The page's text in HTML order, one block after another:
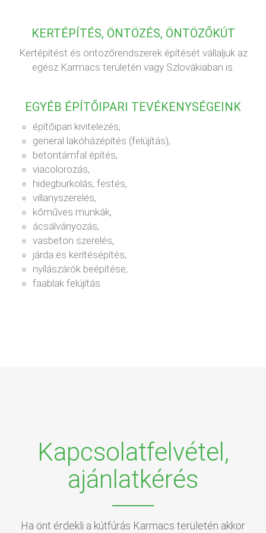
KERTÉPÍTÉS, ÖNTÖZÉS, ÖNTÖZŐKÚT
Kertépítést és öntözőrendszerek építését vállaljuk az
egész Karmacs területén vagy Szlovákiaban is.
EGYÉB ÉPÍTŐIPARI TEVÉKENYSÉGEINK
építőipari kivitelezés,
general lakóházépítés (felújítás),
betontámfal építés,
viacolorozás,
hidegburkolás, festés,
villanyszerelés,
kőműves munkák,
ácsálványozás,
vasbeton szerelés,
járda és kerítésépítés,
nyílászárók beépítése,
faablak felújítás.
Kapcsolatfelvétel,
ajánlatkérés
Ha önt érdekli a kútfúrás Karmacs területén akkor